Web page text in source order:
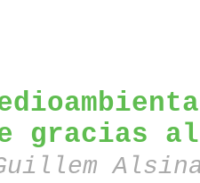
gracias al